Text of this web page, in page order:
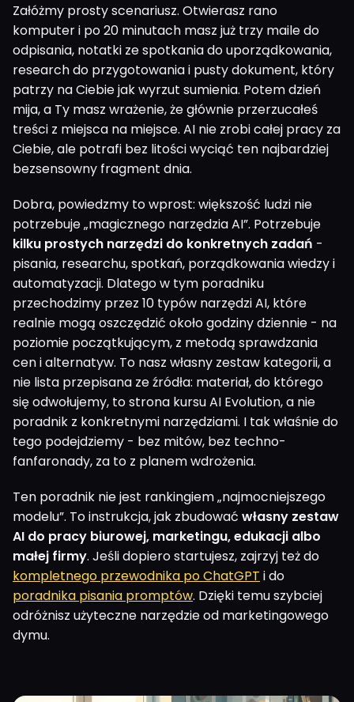
Załóżmy prosty scenariusz. Otwierasz rano
komputer i po 20 minutach masz już trzy maile do
odpisania, notatki ze spotkania do uporządkowania,
research do przygotowania i pusty dokument, który
patrzy na Ciebie jak wyrzut sumienia. Potem dzień
mija, a Ty masz wrażenie, że głównie przerzucałeś
treści z miejsca na miejsce. AI nie zrobi całej pracy za
Ciebie, ale potrafi bez litości wyciąć ten najbardziej
bezsensowny fragment dnia.
Dobra, powiedzmy to wprost: większość ludzi nie
potrzebuje „magicznego narzędzia AI”. Potrzebuje
kilku prostych narzędzi do konkretnych zadań -
pisania, researchu, spotkań, porządkowania wiedzy i
automatyzacji. Dlatego w tym poradniku
przechodzimy przez 10 typów narzędzi AI, które
realnie mogą oszczędzić około godziny dziennie - na
poziomie początkującym, z metodą sprawdzania
cen i alternatyw. To nasz własny zestaw kategorii, a
nie lista przepisana ze źródła: materiał, do którego
się odwołujemy, to strona kursu AI Evolution, a nie
poradnik z konkretnymi narzędziami. I tak właśnie do
tego podejdziemy - bez mitów, bez techno-
fanfaronady, za to z planem wdrożenia.
Ten poradnik nie jest rankingiem „najmocniejszego
modelu”. To instrukcja, jak zbudować własny zestaw
AI do pracy biurowej, marketingu, edukacji albo
małej firmy. Jeśli dopiero startujesz, zajrzyj też do
kompletnego przewodnika po ChatGPT i do
poradnika pisania promptów. Dzięki temu szybciej
odróżnisz użyteczne narzędzie od marketingowego
dymu.